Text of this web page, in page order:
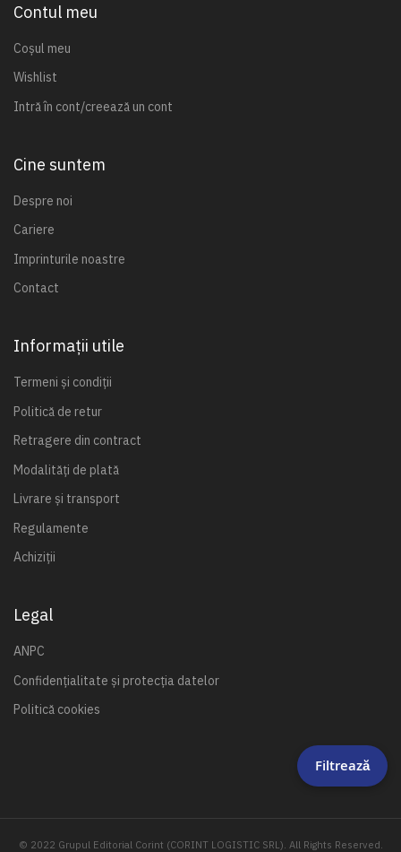
Contul meu
Coșul meu
Wishlist
Intră în cont/creează un cont
Cine suntem
Despre noi
Cariere
Imprinturile noastre
Contact
Informații utile
Termeni și condiții
Politică de retur
Retragere din contract
Modalități de plată
Livrare și transport
Regulamente
Achiziții
Legal
ANPC
Confidențialitate și protecția datelor
Politică cookies
© 2022 Grupul Editorial Corint (CORINT LOGISTIC SRL). All Rights Reserved.
Filtrează